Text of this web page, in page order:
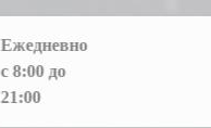
Ежедневно
с 8:00 до
21:00